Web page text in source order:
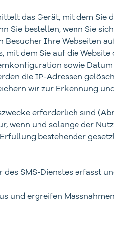
das Gerät, mit dem Sie
Sie bestellen, wenn Sie
Ihre Webseiten
dem Sie auf die
sowie
die IP-Adressen
wir zur Erkennung
erforderlich sind
wenn und solange der
bestehender
SMS-Dienstes erfasst
und ergreifen